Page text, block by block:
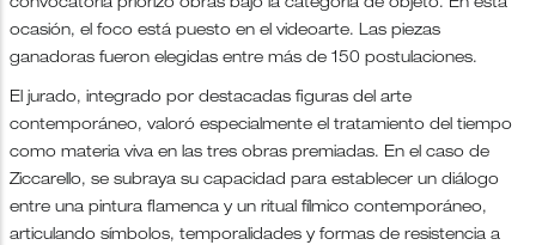
convocatoria priorizó obras bajo la categoría de objeto. En esta
ocasión, el foco está puesto en el videoarte. Las piezas
ganadoras fueron elegidas entre más de 150 postulaciones.
El jurado, integrado por destacadas figuras del arte
contemporáneo, valoró especialmente el tratamiento del tiempo
como materia viva en las tres obras premiadas. En el caso de
Ziccarello, se subraya su capacidad para establecer un diálogo
entre una pintura flamenca y un ritual fílmico contemporáneo,
articulando símbolos, temporalidades y formas de resistencia a